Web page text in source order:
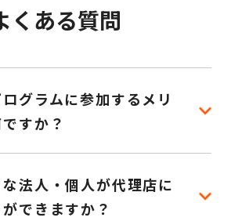
くある質問
グラムに参加するメリ
すか？
法人・個人が代理店に
できますか？